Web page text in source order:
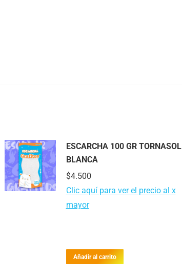
ESCARCHA 100 GR TORNASOL
BLANCA
$4.500
Clic aquí para ver el precio al x
mayor
Añadir al carrito